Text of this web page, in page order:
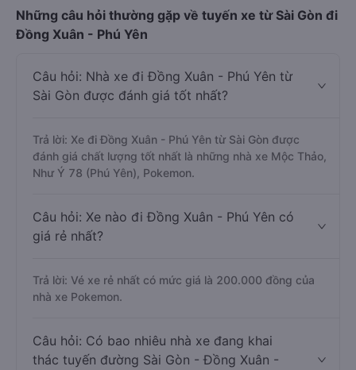
Những câu hỏi thường gặp về tuyến xe từ Sài Gòn đi
Đồng Xuân - Phú Yên
Câu hỏi: Nhà xe đi Đồng Xuân - Phú Yên từ
Sài Gòn được đánh giá tốt nhất?
Trả lời: Xe đi Đồng Xuân - Phú Yên từ Sài Gòn được
đánh giá chất lượng tốt nhất là những nhà xe Mộc Thảo,
Như Ý 78 (Phú Yên), Pokemon.
Câu hỏi: Xe nào đi Đồng Xuân - Phú Yên có
giá rẻ nhất?
Trả lời: Vé xe rẻ nhất có mức giá là 200.000 đồng của
nhà xe Pokemon.
Câu hỏi: Có bao nhiêu nhà xe đang khai
thác tuyến đường Sài Gòn - Đồng Xuân -